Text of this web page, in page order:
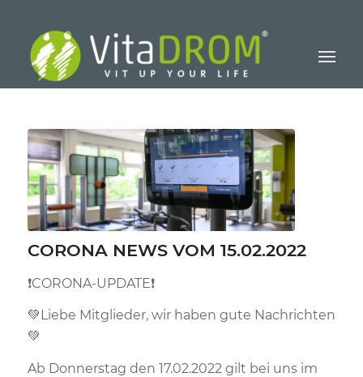
CORONA NEWS VOM 15.02.2022
❗️CORONA-UPDATE❗️
💚 Liebe Mitglieder, wir haben gute Nachrichten
💚
Ab Donnerstag den 17.02.2022 gilt bei uns im